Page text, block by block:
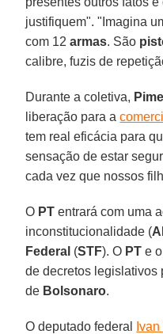
justifiquem". "Imagina
com 12armas. São
calibre, fuzis de
Durante a coletiva,
liberação para a
tem real eficácia para
sensação de estar
cada vez que nossos
O PT entrará com uma
inconstitucionalidade (
Federal (STF). O PT e o
de decretos legislativos
de Bolsonaro.
O deputado federal